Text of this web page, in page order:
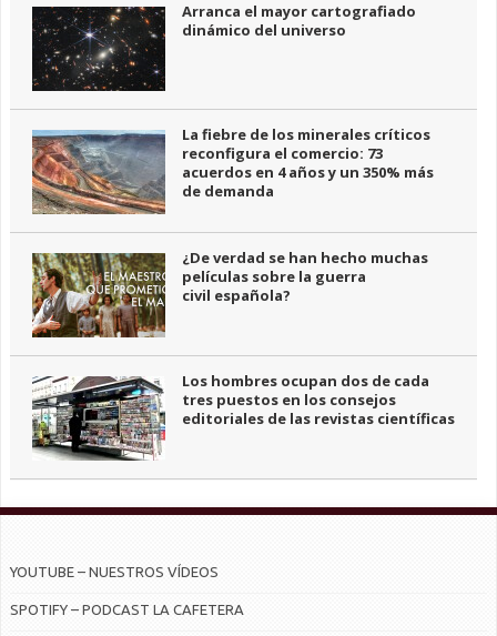
Arranca el mayor cartografiado
dinámico del universo
La fiebre de los minerales críticos
reconfigura el comercio: 73
acuerdos en 4 años y un 350% más
de demanda
¿De verdad se han hecho muchas
películas sobre la guerra
civil española?
Los hombres ocupan dos de cada
tres puestos en los consejos
editoriales de las revistas científicas
YOUTUBE – NUESTROS VÍDEOS
SPOTIFY – PODCAST LA CAFETERA